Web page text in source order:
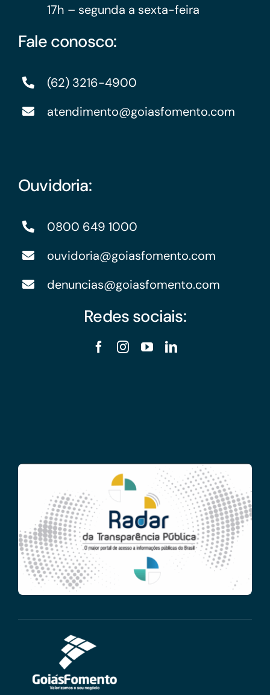
17h – segunda a sexta-feira
Fale conosco:
(62) 3216-4900
atendimento@goiasfomento.com
Ouvidoria:
0800 649 1000
ouvidoria@goiasfomento.com
denuncias@goiasfomento.com
Redes sociais: